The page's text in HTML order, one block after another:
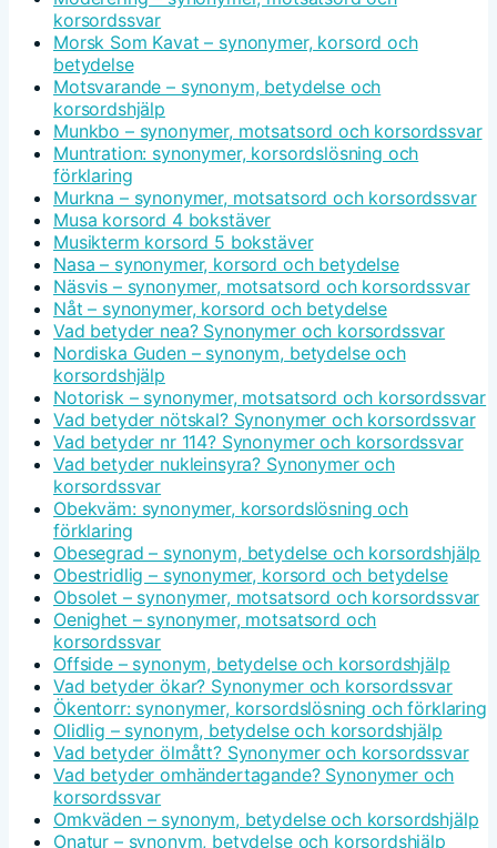
korsordssvar
Morsk Som Kavat – synonymer, korsord och
betydelse
Motsvarande – synonym, betydelse och
korsordshjälp
Munkbo – synonymer, motsatsord och korsordssvar
Muntration: synonymer, korsordslösning och
förklaring
Murkna – synonymer, motsatsord och korsordssvar
Musa korsord 4 bokstäver
Musikterm korsord 5 bokstäver
Nasa – synonymer, korsord och betydelse
Näsvis – synonymer, motsatsord och korsordssvar
Nåt – synonymer, korsord och betydelse
Vad betyder nea? Synonymer och korsordssvar
Nordiska Guden – synonym, betydelse och
korsordshjälp
Notorisk – synonymer, motsatsord och korsordssvar
Vad betyder nötskal? Synonymer och korsordssvar
Vad betyder nr 114? Synonymer och korsordssvar
Vad betyder nukleinsyra? Synonymer och
korsordssvar
Obekväm: synonymer, korsordslösning och
förklaring
Obesegrad – synonym, betydelse och korsordshjälp
Obestridlig – synonymer, korsord och betydelse
Obsolet – synonymer, motsatsord och korsordssvar
Oenighet – synonymer, motsatsord och
korsordssvar
Offside – synonym, betydelse och korsordshjälp
Vad betyder ökar? Synonymer och korsordssvar
Ökentorr: synonymer, korsordslösning och förklaring
Olidlig – synonym, betydelse och korsordshjälp
Vad betyder ölmått? Synonymer och korsordssvar
Vad betyder omhändertagande? Synonymer och
korsordssvar
Omkväden – synonym, betydelse och korsordshjälp
Onatur – synonym, betydelse och korsordshjälp